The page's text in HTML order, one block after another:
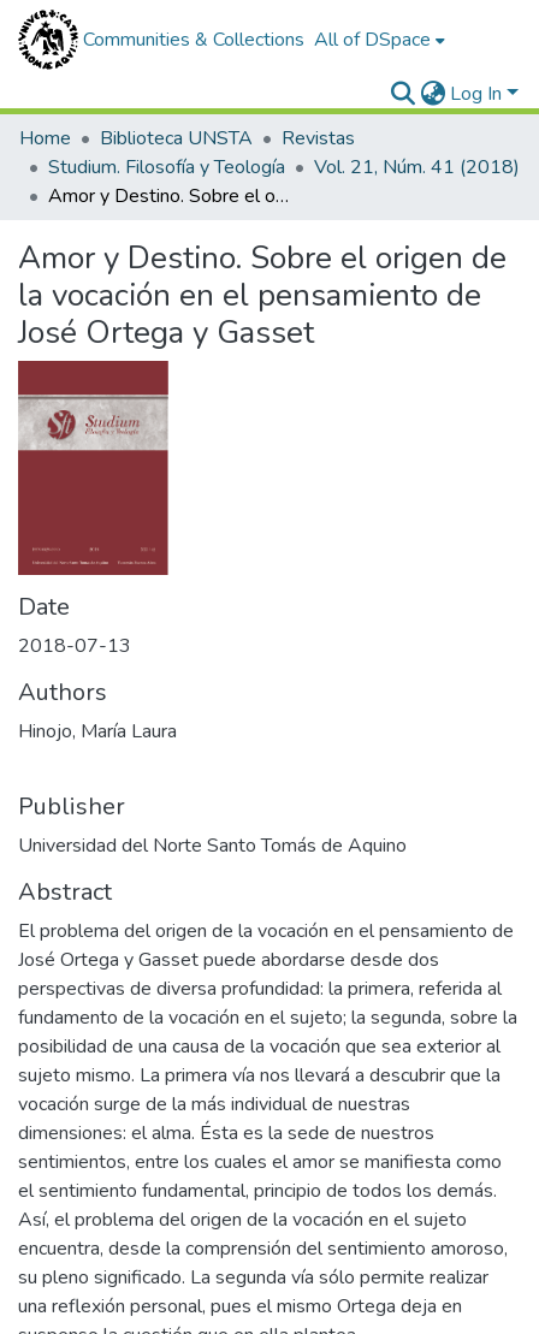
Communities & Collections All of DSpace
Log In
Home
Biblioteca UNSTA
Revistas
Studium. Filosofía y Teología
Vol. 21, Núm. 41 (2018)
Amor y Destino. Sobre el origen de la vocación en el pensamiento de José Ortega y Gasset
Amor y Destino. Sobre el origen de
la vocación en el pensamiento de
José Ortega y Gasset
Date
2018-07-13
Authors
Hinojo, María Laura
Publisher
Universidad del Norte Santo Tomás de Aquino
Abstract
El problema del origen de la vocación en el pensamiento de
José Ortega y Gasset puede abordarse desde dos
perspectivas de diversa profundidad: la primera, referida al
fundamento de la vocación en el sujeto; la segunda, sobre la
posibilidad de una causa de la vocación que sea exterior al
sujeto mismo. La primera vía nos llevará a descubrir que la
vocación surge de la más individual de nuestras
dimensiones: el alma. Ésta es la sede de nuestros
sentimientos, entre los cuales el amor se manifiesta como
el sentimiento fundamental, principio de todos los demás.
Así, el problema del origen de la vocación en el sujeto
encuentra, desde la comprensión del sentimiento amoroso,
su pleno significado. La segunda vía sólo permite realizar
una reflexión personal, pues el mismo Ortega deja en